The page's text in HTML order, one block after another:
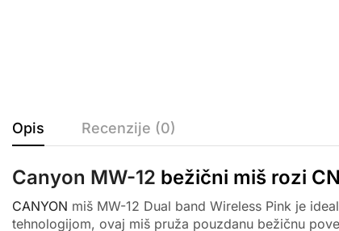
Opis Recenzije (0)
Canyon MW-12 bežični miš rozi
CANYON miš MW-12 Dual band Wireless Pink je
tehnologijom, ovaj miš pruža pouzdanu bežičnu